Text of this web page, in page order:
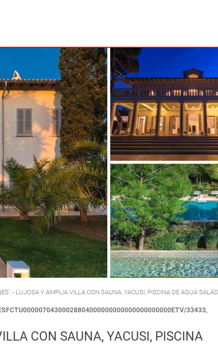
MENORCA
ALCAUFAR
ARENAL D'EN CASTELL
BINIDALÍ
BINISAFULLER - CAP D´EN FONT
CALA BLANCA
CALA GALDANA
CALA MORELL
CALA'N BRUT
CALA'N PORTER
CIUTADELLA
LUJOSA Y AMPLIA VILLA CON SAUNA, YACUSI, PISCINA DE AGUA
33433,
CON SAUNA, YACUSI, PISCINA